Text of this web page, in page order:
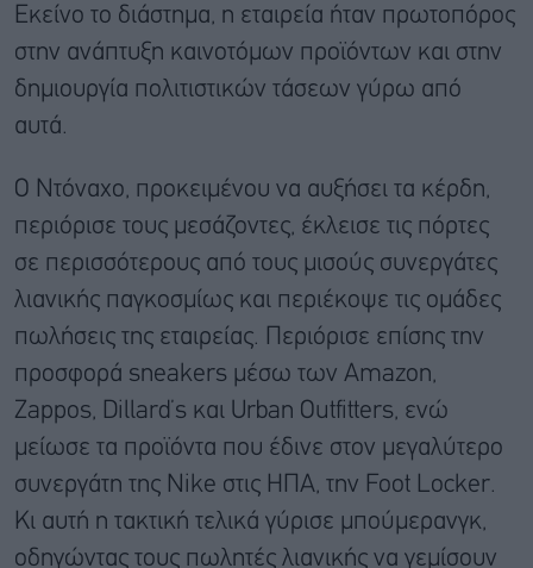
Εκείνο το διάστημα, η εταιρεία ήταν πρωτοπόρος
στην ανάπτυξη καινοτόμων προϊόντων και στην
δημιουργία πολιτιστικών τάσεων γύρω από
αυτά.
Ο Ντόναχο, προκειμένου να αυξήσει τα κέρδη,
περιόρισε τους μεσάζοντες, έκλεισε τις πόρτες
σε περισσότερους από τους μισούς συνεργάτες
λιανικής παγκοσμίως και περιέκοψε τις ομάδες
πωλήσεις της εταιρείας. Περιόρισε επίσης την
προσφορά sneakers μέσω των Amazon,
Zappos, Dillard’s και Urban Outfitters, ενώ
μείωσε τα προϊόντα που έδινε στον μεγαλύτερο
συνεργάτη της Nike στις ΗΠΑ, την Foot Locker.
Κι αυτή η τακτική τελικά γύρισε μπούμερανγκ,
οδηγώντας τους πωλητές λιανικής να γεμίσουν